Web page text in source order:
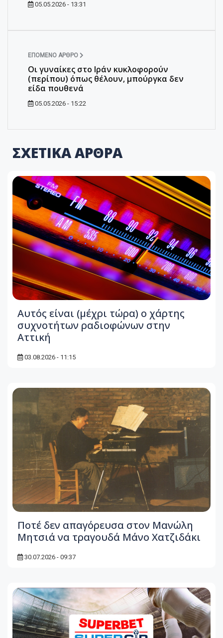
05.05.2026 - 13:31
ΕΠΌΜΕΝΟ ΆΡΘΡΟ
Οι γυναίκες στο Ιράν κυκλοφορούν
(περίπου) όπως θέλουν, μπούργκα δεν
είδα πουθενά
05.05.2026 - 15:22
ΣΧΕΤΙΚΑ ΑΡΘΡΑ
Αυτός είναι (μέχρι τώρα) ο χάρτης
συχνοτήτων ραδιοφώνων στην
Αττική
03.08.2026 - 11:15
Ποτέ δεν απαγόρευσα στον Μανώλη
Μητσιά να τραγουδά Μάνο Χατζιδάκι
30.07.2026 - 09:37